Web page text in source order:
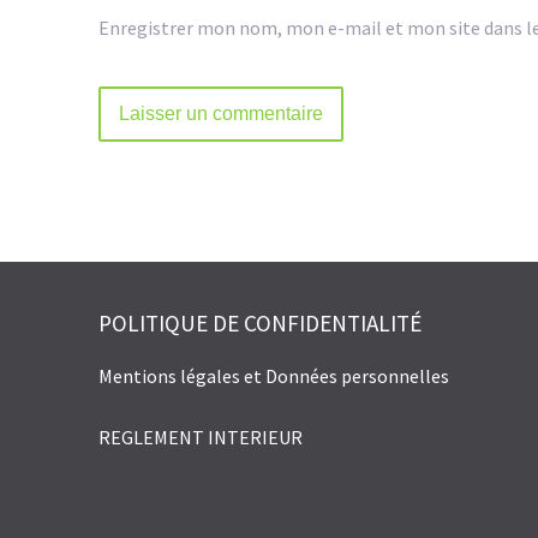
Enregistrer mon nom, mon e-mail et mon site dans
POLITIQUE DE CONFIDENTIALITÉ
Mentions légales et Données personnelles
REGLEMENT INTERIEUR